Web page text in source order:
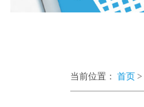
当前位置： 首页 >